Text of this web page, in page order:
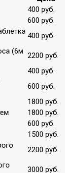
400 руб.
600 руб.
400 руб.
(6м 2200 руб.
400 руб.
600 руб.
1800 руб.
1800 руб.
600 руб.
1500 руб.
2200 руб.
3000 руб.